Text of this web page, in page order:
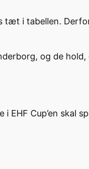
i tabellen.
og de
Cup’en skal